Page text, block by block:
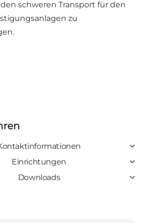
schweren Transport für den
zu
Einrichtungen
Downloads